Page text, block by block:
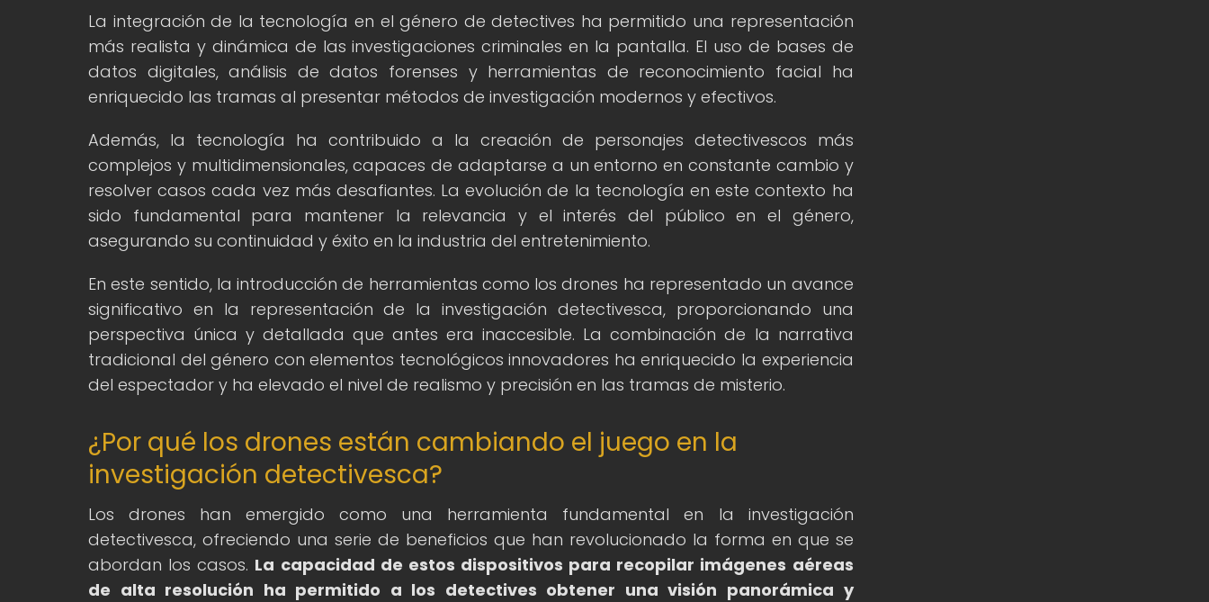
La integración de la tecnología en el género de detectives ha permitido una representación
más realista y dinámica de las investigaciones criminales en la pantalla. El uso de bases de
datos digitales, análisis de datos forenses y herramientas de reconocimiento facial ha
enriquecido las tramas al presentar métodos de investigación modernos y efectivos.
Además, la tecnología ha contribuido a la creación de personajes detectivescos más
complejos y multidimensionales, capaces de adaptarse a un entorno en constante cambio y
resolver casos cada vez más desafiantes. La evolución de la tecnología en este contexto ha
sido fundamental para mantener la relevancia y el interés del público en el género,
asegurando su continuidad y éxito en la industria del entretenimiento.
En este sentido, la introducción de herramientas como los drones ha representado un avance
significativo en la representación de la investigación detectivesca, proporcionando una
perspectiva única y detallada que antes era inaccesible. La combinación de la narrativa
tradicional del género con elementos tecnológicos innovadores ha enriquecido la experiencia
del espectador y ha elevado el nivel de realismo y precisión en las tramas de misterio.
¿Por qué los drones están cambiando el juego en la
investigación detectivesca?
Los drones han emergido como una herramienta fundamental en la investigación
detectivesca, ofreciendo una serie de beneficios que han revolucionado la forma en que se
abordan los casos. La capacidad de estos dispositivos para recopilar imágenes aéreas
de alta resolución ha permitido a los detectives obtener una visión panorámica y